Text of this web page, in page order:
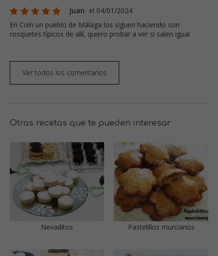
Juan el 04/01/2024
En Coín un pueblo de Málaga los siguen haciendo son
rosquetes típicos de allí, quiero probar a ver si salen igual
Ver todos los comentarios
Otras recetas que te pueden interesar
Nevaditos Pastelillos murcianos